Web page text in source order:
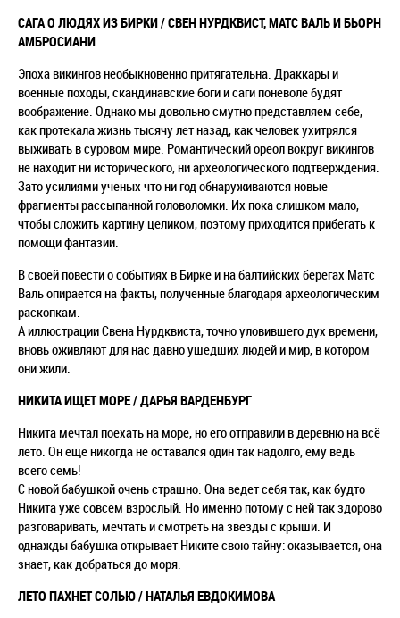
САГА О ЛЮДЯХ ИЗ БИРКИ / СВЕН НУРДКВИСТ, МАТС ВАЛЬ И БЬОРН
АМБРОСИАНИ
Эпоха викингов необыкновенно притягательна. Драккары и
военные походы, скандинавские боги и саги поневоле будят
воображение. Однако мы довольно смутно представляем себе,
как протекала жизнь тысячу лет назад, как человек ухитрялся
выживать в суровом мире. Романтический ореол вокруг викингов
не находит ни исторического, ни археологического подтверждения.
Зато усилиями ученых что ни год обнаруживаются новые
фрагменты рассыпанной головоломки. Их пока слишком мало,
чтобы сложить картину целиком, поэтому приходится прибегать к
помощи фантазии.
В своей повести о событиях в Бирке и на балтийских берегах Матс
Валь опирается на факты, полученные благодаря археологическим
раскопкам.
А иллюстрации Свена Нурдквиста, точно уловившего дух времени,
вновь оживляют для нас давно ушедших людей и мир, в котором
они жили.
НИКИТА ИЩЕТ МОРЕ / ДАРЬЯ ВАРДЕНБУРГ
Никита мечтал поехать на море, но его отправили в деревню на всё
лето. Он ещё никогда не оставался один так надолго, ему ведь
всего семь!
С новой бабушкой очень страшно. Она ведет себя так, как будто
Никита уже совсем взрослый. Но именно потому с ней так здорово
разговаривать, мечтать и смотреть на звезды с крыши. И
однажды бабушка открывает Никите свою тайну: оказывается, она
знает, как добраться до моря.
ЛЕТО ПАХНЕТ СОЛЬЮ / НАТАЛЬЯ ЕВДОКИМОВА